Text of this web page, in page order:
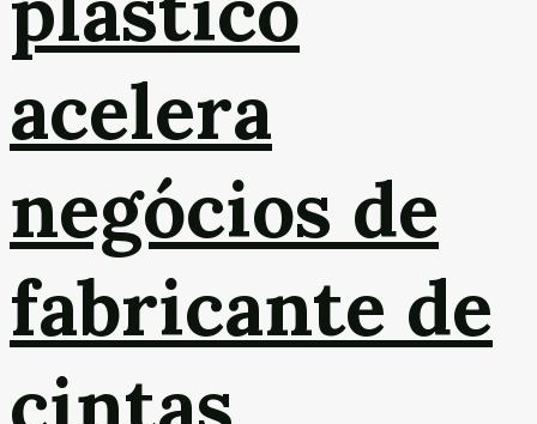
acelera
negócios de
fabricante de